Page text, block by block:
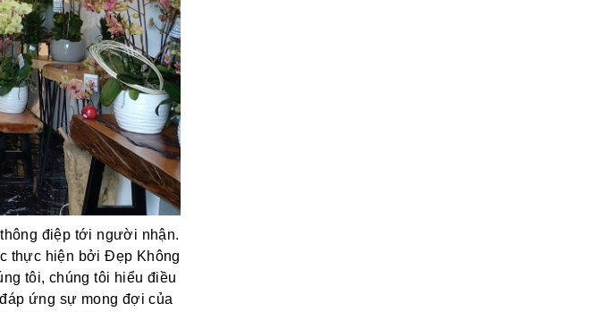
điệp tới người nhận.
thực hiện bởi Đẹp Không
tôi, chúng tôi hiểu điều
ứng sự mong đợi của